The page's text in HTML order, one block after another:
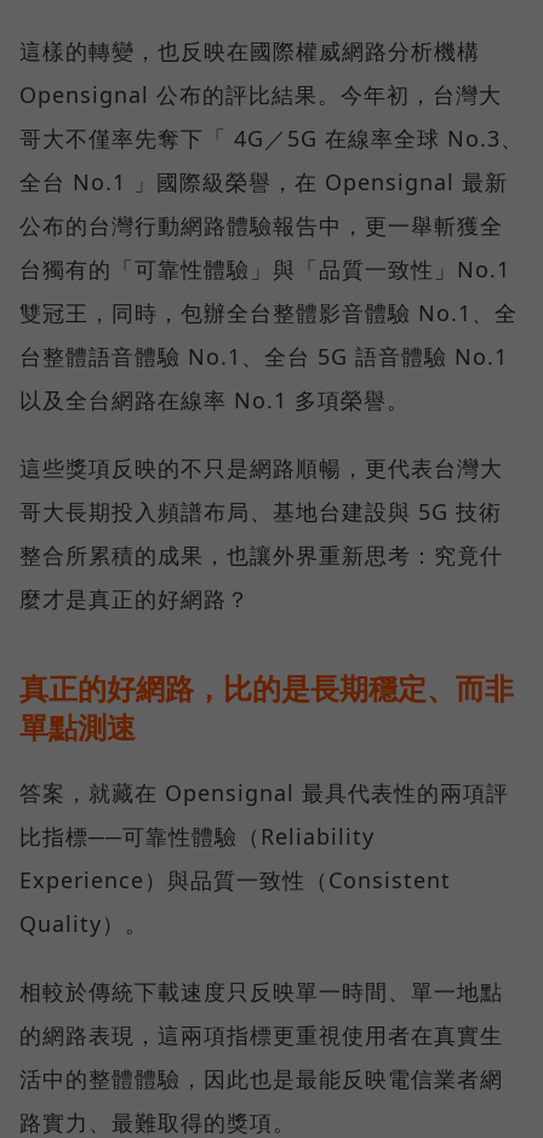
這樣的轉變，也反映在國際權威網路分析機構
Opensignal 公布的評比結果。今年初，台灣大
哥大不僅率先奪下「 4G／5G 在線率全球 No.3、
全台 No.1 」國際級榮譽，在 Opensignal 最新
公布的台灣行動網路體驗報告中，更一舉斬獲全
台獨有的「可靠性體驗」與「品質一致性」No.1
雙冠王，同時，包辦全台整體影音體驗 No.1、全
台整體語音體驗 No.1、全台 5G 語音體驗 No.1
以及全台網路在線率 No.1 多項榮譽。
這些獎項反映的不只是網路順暢，更代表台灣大
哥大長期投入頻譜布局、基地台建設與 5G 技術
整合所累積的成果，也讓外界重新思考：究竟什
麼才是真正的好網路？
真正的好網路，比的是長期穩定、而非
單點測速
答案，就藏在 Opensignal 最具代表性的兩項評
比指標──可靠性體驗（Reliability
Experience）與品質一致性（Consistent
Quality）。
相較於傳統下載速度只反映單一時間、單一地點
的網路表現，這兩項指標更重視使用者在真實生
活中的整體體驗，因此也是最能反映電信業者網
路實力、最難取得的獎項。